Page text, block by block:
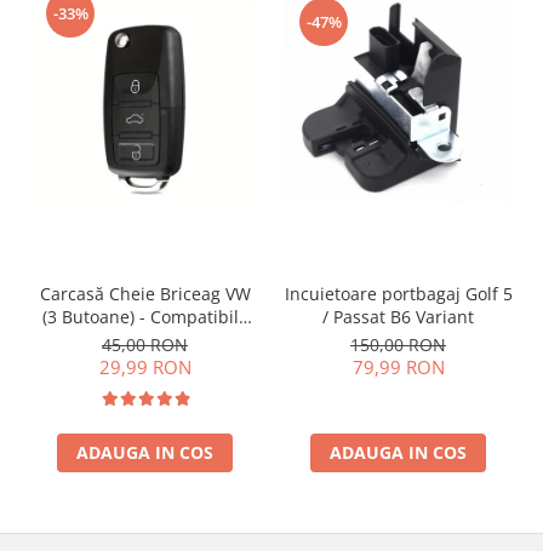
-33%
Carcasă Cheie Briceag VW
(3 Butoane) - Compatibilă
Golf 5, Jetta, Touran etc
45,00 RON
29,99 RON
ADAUGA IN COS
-47%
Incuietoare portbagaj Golf 5
/ Passat B6 Variant
150,00 RON
79,99 RON
ADAUGA IN COS